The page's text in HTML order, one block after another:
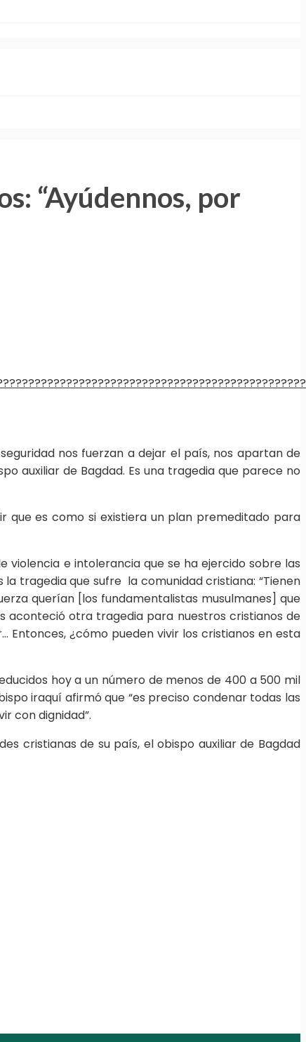
“Ayúdennos, por
nos fuerzan a dejar el país, nos apartan de
auxiliar de Bagdad. Es una tragedia que parece no
que es como si existiera un plan premeditado para
violencia e intolerancia que se ha ejercido sobre las
tragedia que sufre la comunidad cristiana: “Tienen
querían [los fundamentalistas musulmanes] que
aconteció otra tragedia para nuestros cristianos de
Entonces, ¿cómo pueden vivir los cristianos en esta
hoy a un número de menos de 400 a 500 mil
iraquí afirmó que “es preciso condenar todas las
con dignidad”.
cristianas de su país, el obispo auxiliar de Bagdad